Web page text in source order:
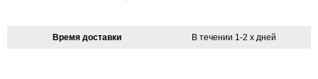
Время доставки В течении 1-2 х дней